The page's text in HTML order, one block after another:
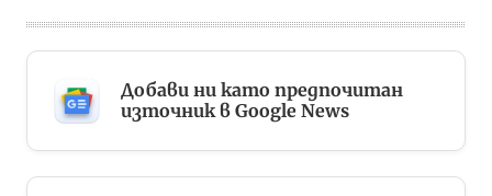
Добави ни като предпочитан
източник в Google News